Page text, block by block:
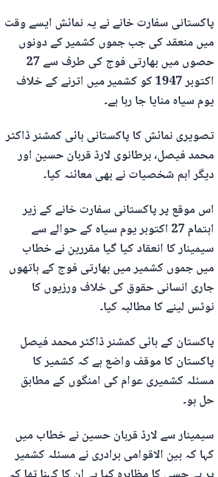
پاکستانی سفارت خانے نے یہ نمائش ایسے وقت
میں منعقد کی جب جموں کشمیر کے دونوں
حصوں میں بھارتی فوج کی طرف سے 27
اکتوبر 1947 کو کشمیر میں اترنے کے خلاف
یوم سیاہ منایا جا رہا ہے۔
تصویری نمائش کا پاکستانی ہائی کمشنر ڈاکٹر
محمد فیصل، برطانوی لارڈ قربان حسین اور
دیگر اہم شخصیات نے بھی معائنہ کیا۔
اس موقع پر پاکستانی سفارت خانے کے زیر
اہتمام 27 اکتوبر یوم سیاہ کے حوالے سے
سیمینار کا انعقاد کیا گیا مقررین نے خطاب
میں جموں کشمیر میں بھارتی فوج کے ہاتھوں
جاری انسانی حقوق کی خلاف ورزیوں کا
نوٹس لینے کا مطالبہ کیا۔
پاکستان کے ہائی کمشنر ڈاکٹر محمد فیصل
پاکستان کا موقف واضع ہے کہ کشمیر کا
مسئلہ کشمیری عوام کی امنگوں کے مطابق
حل ہو۔
سیمینار سے لارڈ قربان حسین نے خطاب میں
کہا کہ بین الاقوامی برادری نے مسئلہ کشمیر